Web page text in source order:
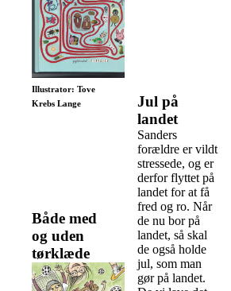
Illustrator: Tove
Krebs Lange
Både med
og uden
tørklæde
Jul på
landet
Sanders
forældre er vildt
stressede, og er
derfor flyttet på
landet for at få
fred og ro. Når
de nu bor på
landet, så skal
de også holde
jul, som man
gør på landet.